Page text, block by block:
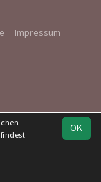
Impressum
OK